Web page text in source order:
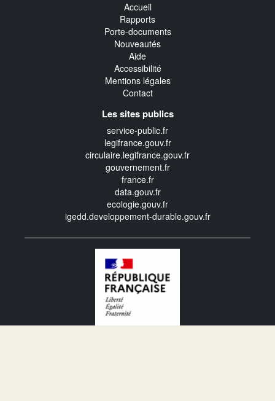
Accueil
Rapports
Porte-documents
Nouveautés
Aide
Accessibilité
Mentions légales
Contact
Les sites publics
service-public.fr
legifrance.gouv.fr
circulaire.legifrance.gouv.fr
gouvernement.fr
france.fr
data.gouv.fr
ecologie.gouv.fr
igedd.developpement-durable.gouv.fr